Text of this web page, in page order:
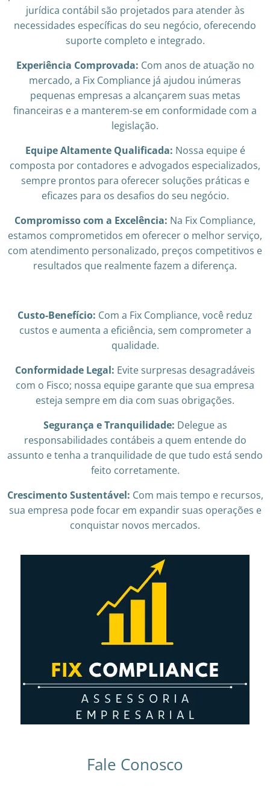
jurídica contábil são projetados para atender às
necessidades específicas do seu negócio, oferecendo
suporte completo e integrado.
Experiência Comprovada: Com anos de atuação no
mercado, a Fix Compliance já ajudou inúmeras
pequenas empresas a alcançarem suas metas
financeiras e a manterem-se em conformidade com a
legislação.
Equipe Altamente Qualificada: Nossa equipe é
composta por contadores e advogados especializados,
sempre prontos para oferecer soluções práticas e
eficazes para os desafios do seu negócio.
Compromisso com a Excelência: Na Fix Compliance,
estamos comprometidos em oferecer o melhor serviço,
com atendimento personalizado, preços competitivos e
resultados que realmente fazem a diferença.
Custo-Benefício: Com a Fix Compliance, você reduz
custos e aumenta a eficiência, sem comprometer a
qualidade.
Conformidade Legal: Evite surpresas desagradáveis
com o Fisco; nossa equipe garante que sua empresa
esteja sempre em dia com suas obrigações.
Segurança e Tranquilidade: Delegue as
responsabilidades contábeis a quem entende do
assunto e tenha a tranquilidade de que tudo está sendo
feito corretamente.
Crescimento Sustentável: Com mais tempo e recursos,
sua empresa pode focar em expandir suas operações e
conquistar novos mercados.
Fale Conosco